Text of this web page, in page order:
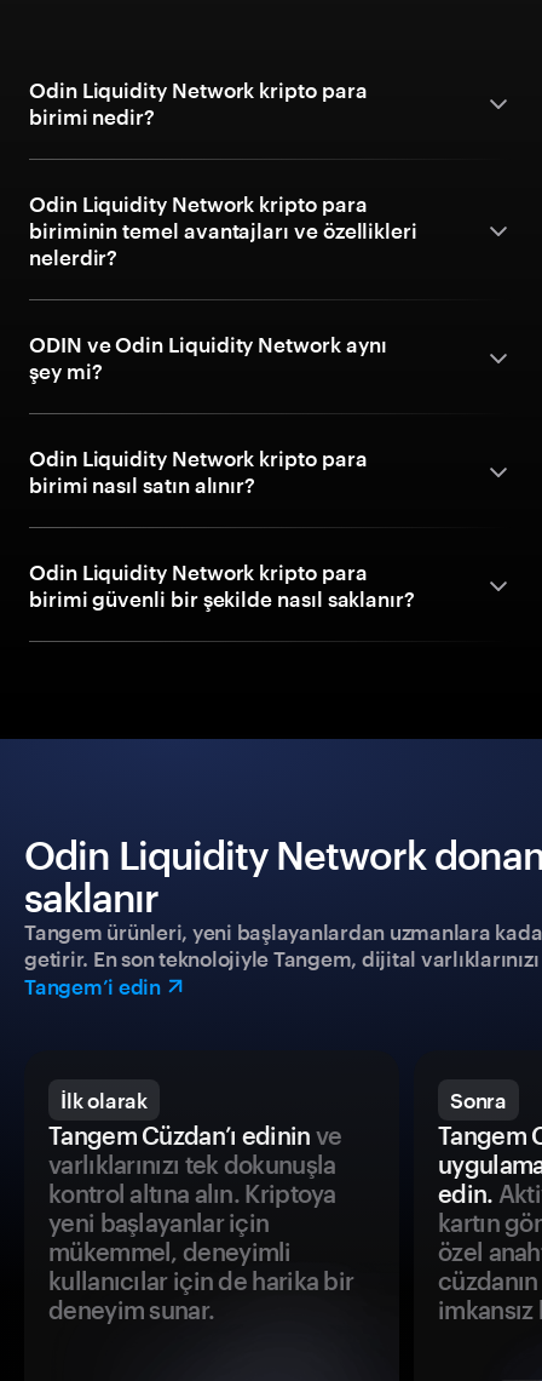
Odin Liquidity Network kripto para
birimi nedir?
Odin Liquidity Network kripto para
biriminin temel avantajları ve özellikleri
nelerdir?
ODIN ve Odin Liquidity Network aynı
şey mi?
Odin Liquidity Network kripto para
birimi nasıl satın alınır?
Odin Liquidity Network kripto para
birimi güvenli bir şekilde nasıl saklanır?
Odin Liquidity Network
saklanır
Tangem ürünleri, yeni başlayanlardan uzmanlara
getirir. En son teknolojiyle Tangem, dijital
Tangem’i edin
İlk olarak
Tangem Cüzdan’ı edinin ve
varlıklarınızı tek dokunuşla
kontrol altına alın. Kriptoya
yeni başlayanlar için
mükemmel, deneyimli
kullanıcılar için de harika bir
deneyim sunar.
Sonra
Tangem
edin.
kartın
özel